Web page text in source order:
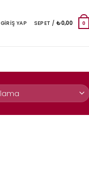
GIRIŞ YAP SEPET / ₺0,00 0